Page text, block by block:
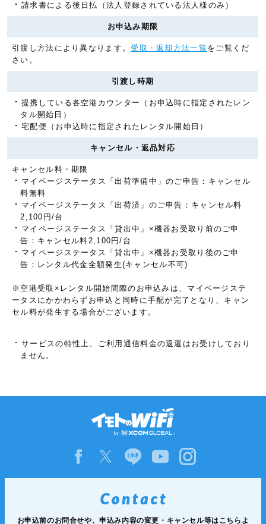
請求書による後日払（法人登録されている法人様のみ）
お申込み期限
引渡し方法により異なります。受取・返却方法一覧 をご覧くだ
さい。
引渡し時期
提携している各空港カウンター（お申込時に指定されたレン
タル開始日）
宅配便（お申込時に指定されたレンタル開始日）
キャンセル・返品対応
キャンセル料・期限
マイページステータス「出荷準備中」のご申告：キャンセル
料無料
マイページステータス「出荷済」のご申告：キャンセル料
2,100円/台
マイページステータス「貸出中」×機器お受取り前のご申
告：キャンセル料2,100円/台
マイページステータス「貸出中」×機器お受取り後のご申
告：レンタル代金全額発生(キャンセル不可)
※空港受取×レンタル開始間際のお申込みは、マイページステ
ータスにかかわらずお申込と同時に手配が完了となり、キャン
セル料が発生する場合がございます。
サービスの特性上、ご利用通信料金の返還はお受けしており
ません。
お申込前のお問合せや、申込み内容の変更・キャンセル等はこちらよ